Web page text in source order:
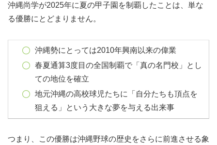
沖縄尚学が2025年に夏の甲子園を制覇したことは、単な
る優勝にとどまりません。
沖縄勢にとっては2010年興南以来の偉業
春夏通算3度目の全国制覇で「真の名門校」とし
ての地位を確立
地元沖縄の高校球児たちに「自分たちも頂点を
狙える」という大きな夢を与える出来事
つまり、この優勝は沖縄野球の歴史をさらに前進させる象